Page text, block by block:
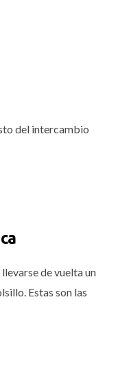
del intercambio
de vuelta un
Estas son las